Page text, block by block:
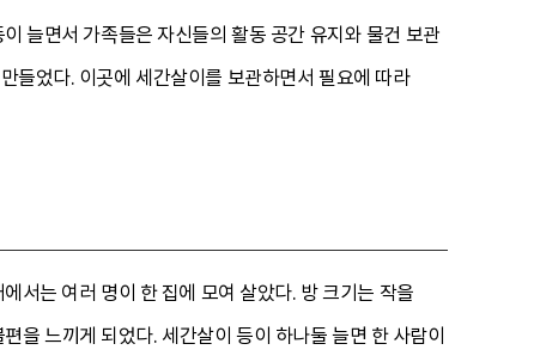
늘면서 가족들은 자신들의 활동 공간 유지와 물건 보관
들었다. 이곳에 세간살이를 보관하면서 필요에 따라
서는 여러 명이 한 집에 모여 살았다. 방 크기는 작을
을 느끼게 되었다. 세간살이 등이 하나둘 늘면 한 사람이